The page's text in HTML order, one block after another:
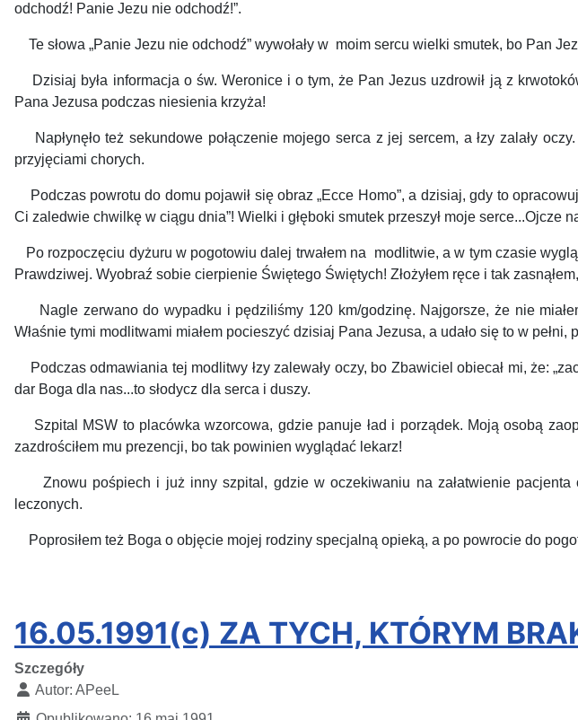
odchodź! Panie Jezu nie odchodź!”.
Te słowa „Panie Jezu nie odchodź” wywołały w moim sercu wielki smutek, bo Pan
Dzisiaj była informacja o św. Weronice i o tym, że Pan Jezus uzdrowił ją z
Pana Jezusa podczas niesienia krzyża!
Napłynęło też sekundowe połączenie mojego serca z jej sercem, a łzy zalały
przyjęciami chorych.
Podczas powrotu do domu pojawił się obraz „Ecce Homo”, a dzisiaj, gdy to
Ci zaledwie chwilkę w ciągu dnia”! Wielki i głęboki smutek przeszył moje serce...Ojcze
Po rozpoczęciu dyżuru w pogotowiu dalej trwałem na modlitwie, a w tym czasie
Prawdziwej. Wyobraź sobie cierpienie Świętego Świętych! Złożyłem ręce i tak
Nagle zerwano do wypadku i pędziliśmy 120 km/godzinę. Najgorsze, że nie
Właśnie tymi modlitwami miałem pocieszyć dzisiaj Pana Jezusa, a udało się to w
Podczas odmawiania tej modlitwy łzy zalewały oczy, bo Zbawiciel obiecał mi, że:
dar Boga dla nas...to słodycz dla serca i duszy.
Szpital MSW to placówka wzorcowa, gdzie panuje ład i porządek. Moją osobą
zazdrościłem mu prezencji, bo tak powinien wyglądać lekarz!
Znowu pośpiech i już inny szpital, gdzie w oczekiwaniu na załatwienie pacjenta
leczonych.
Poprosiłem też Boga o objęcie mojej rodziny specjalną opieką, a po powrocie do
16.05.1991(c) ZA TYCH, KTÓRYM
Szczegóły
Autor: APeeL